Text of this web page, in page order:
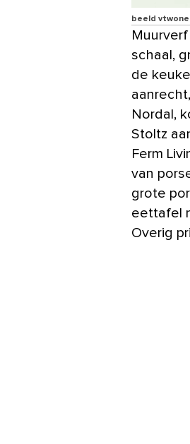
beeld
schaal,
de
Nordal,
Stoltz
Ferm
van
grote
eettafel
Overig